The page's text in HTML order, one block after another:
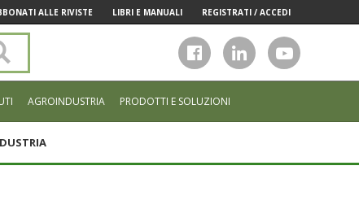
ALLE RIVISTE LIBRI E MANUALI REGISTRATI / ACCEDI
sito
AGROINDUSTRIA PRODOTTI E SOLUZIONI